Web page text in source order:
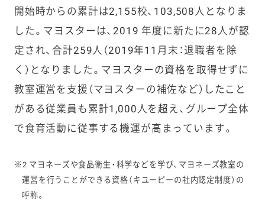
開始時からの累計は2,155校、103,508人となりま
した。マヨスターは、2019 年度に新たに28人が認
定され、合計259人（2019年11月末：退職者を除
く）となりました。マヨスターの資格を取得せずに
教室運営を支援（マヨスターの補佐など）したこと
がある従業員も累計1,000人を超え、グループ全体
で食育活動に従事する機運が高まっています。
※2 マヨネーズや食品衛生・科学などを学び、マヨネーズ教室の
運営を行うことができる資格（キユーピーの社内認定制度）の
呼称。